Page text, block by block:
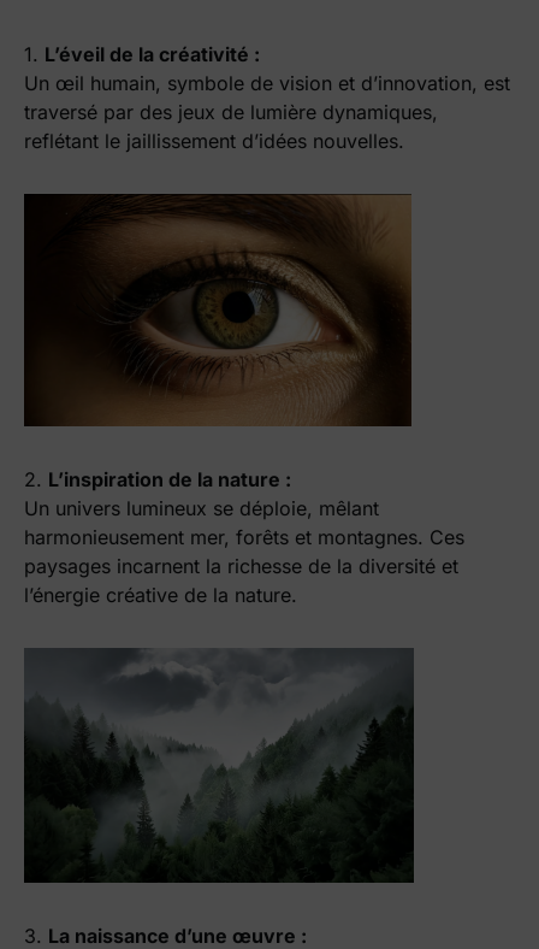
1. L’éveil de la créativité :
Un œil humain, symbole de vision et d’innovation, est
traversé par des jeux de lumière dynamiques,
reflétant le jaillissement d’idées nouvelles.
2. L’inspiration de la nature :
Un univers lumineux se déploie, mêlant
harmonieusement mer, forêts et montagnes. Ces
paysages incarnent la richesse de la diversité et
l’énergie créative de la nature.
3. La naissance d’une œuvre :